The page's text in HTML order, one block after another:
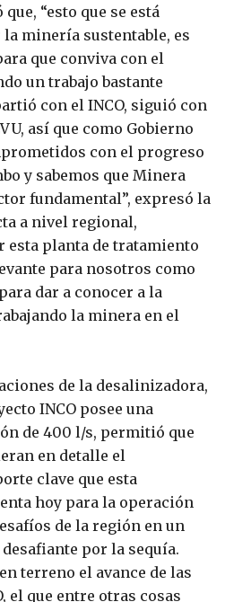
que, “esto que se está
la minería sustentable, es
que conviva con el
un trabajo bastante
con el INCO, siguió con
así que como Gobierno
con el progreso
y sabemos que Minera
fundamental”, expresó la
a nivel regional,
esta planta de tratamiento
para nosotros como
dar a conocer a la
la minera en el
de la desalinizadora,
INCO posee una
de 400 l/s, permitió que
en detalle el
clave que esta
hoy para la operación
de la región en un
por la sequía.
terreno el avance de las
el que entre otras cosas